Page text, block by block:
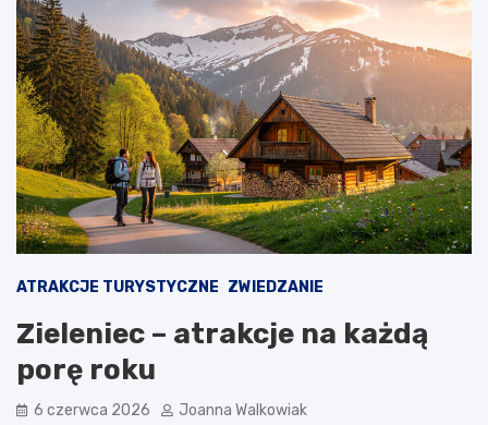
ATRAKCJE TURYSTYCZNE ZWIEDZANIE
Zieleniec – atrakcje na każdą
porę roku
6 czerwca 2026 Joanna Walkowiak